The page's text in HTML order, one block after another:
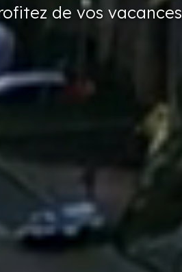
de vos vacances